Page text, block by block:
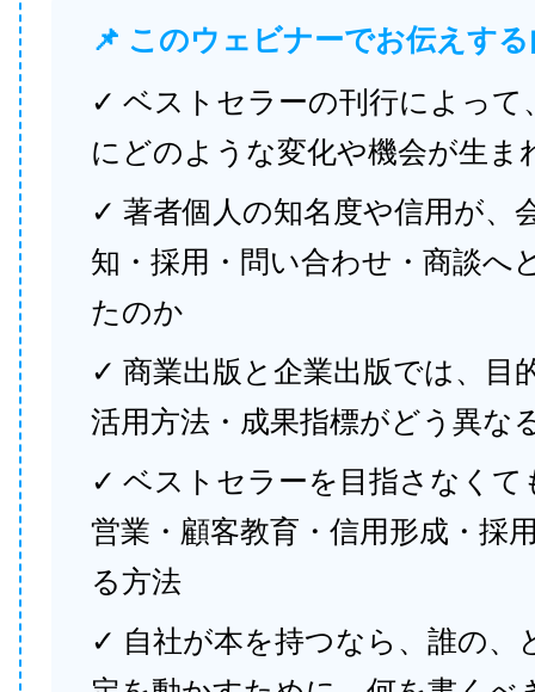
📌 このウェビナーでお伝えす
✓ ベストセラーの刊行によって
にどのような変化や機会が生ま
✓ 著者個人の知名度や信用が、
知・採用・問い合わせ・商談へ
たのか
✓ 商業出版と企業出版では、目
活用方法・成果指標がどう異な
✓ ベストセラーを目指さなくて
営業・顧客教育・信用形成・採
る方法
✓ 自社が本を持つなら、誰の、